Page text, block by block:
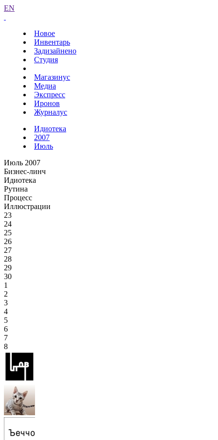
EN
Новое
Инвентарь
Задизайнено
Студия
Магазинус
Медиа
Экспресс
Иронов
Журналус
Идиотека
2007
Июль
Июль 2007
Бизнес-линч
Идиотека
Рутина
Процесс
Иллюстрации
23
24
25
26
27
28
29
30
1
2
3
4
5
6
7
8